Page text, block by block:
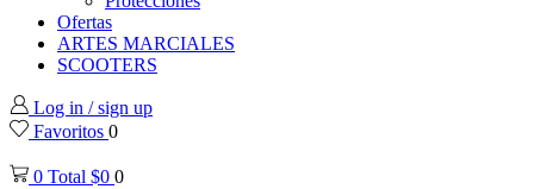
Ofertas
ARTES MARCIALES
SCOOTERS
Log in / sign up
Favoritos 0
0 Total $0 0